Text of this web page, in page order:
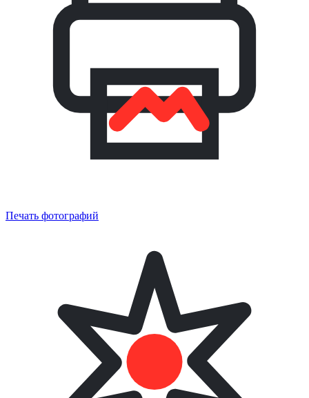
Печать фотографий